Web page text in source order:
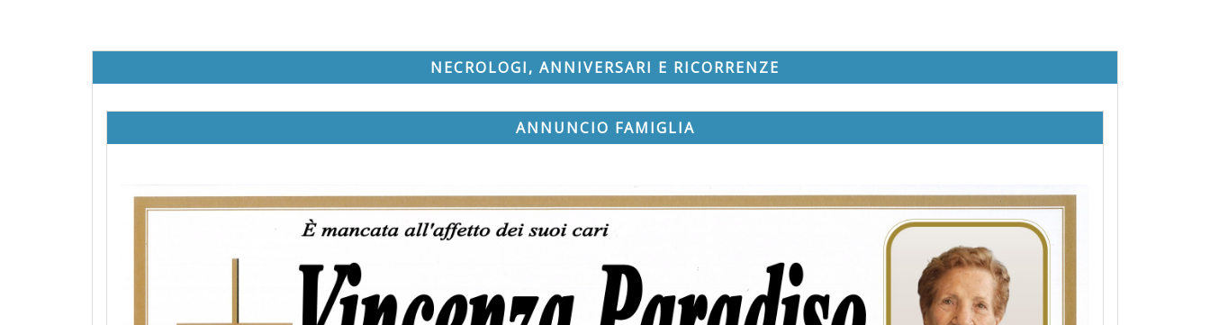
NECROLOGI, ANNIVERSARI E RICORRENZE
ANNUNCIO FAMIGLIA